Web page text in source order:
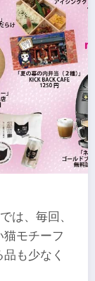
は、毎回、
モチーフ
も少なく